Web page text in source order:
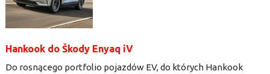
Hankook do Škody Enyaq iV
Do rosnącego portfolio pojazdów EV, do których Hankook